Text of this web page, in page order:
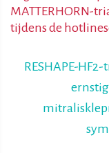
MATTERHORN-
tijdens de
RESHAPE-